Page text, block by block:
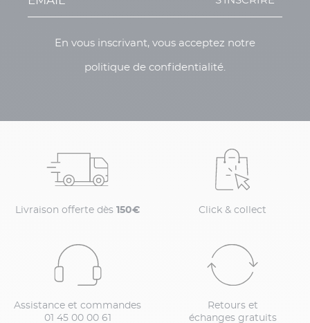
En vous inscrivant, vous acceptez notre
politique de confidentialité.
Livraison offerte dès 150€ Click & collect
Assistance et commandes
01 45 00 00 61
Retours et
échanges gratuits